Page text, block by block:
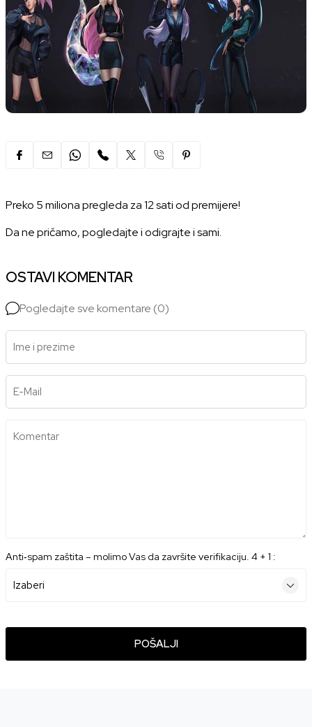
Preko 5 miliona pregleda za 12 sati od premijere!
Da ne pričamo, pogledajte i odigrajte i sami.
OSTAVI KOMENTAR
Pogledajte sve komentare (0)
Ime i prezime
E-Mail
Komentar
Anti‑spam zaštita – molimo Vas da završite verifikaciju. 4 + 1 :
POŠALJI